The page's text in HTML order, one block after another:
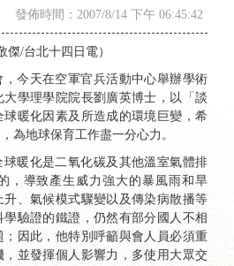
發佈時間：2007/8/14 下午 06:45:42
傑/台北十四日電）
今天在空軍官兵活動中心舉辦學術
學理學院院長劉廣英博士，以「談
暖化因素及所造成的環境巨變，希
為地球保育工作盡一分心力。
暖化是二氧化碳及其他溫室氣體排
，導致產生威力強大的暴風雨和旱
、氣候模式驟變以及傳染病散播等
驗證的鐵證，仍然有部分國人不相
因此，他特別呼籲與會人員必須重
並發揮個人影響力，多使用大眾交